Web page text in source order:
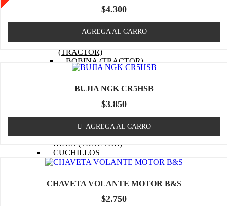
BIELA (TRACTOR)
MOTOR DE PARTIDA
(TRACTOR)
EJE DE LEVAS (TRACTOR)
EMPAQUETADURAS
(TRACTOR)
BOBINA (TRACTOR)
CABURADOR (TRACTOR)
MOTOR)
(TRACTOR)
FILTRO DE ACEITE
(TRACTOR)
BUJIA (TRACTOR)
CUCHILLOS
CORREA (TRACTOR)
MASA / TORRETA
CABLE ACCIONAMIENTO
$4.300
AGREGA AL CARRO
BUJIA NGK CR5HSB
$3.850
AGREGA AL CARRO
CHAVETA VOLANTE MOTOR B&S
$2.750